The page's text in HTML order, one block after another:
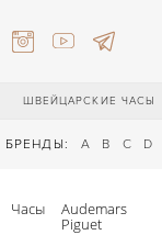
ШВЕЙЦАРСКИЕ ЧАСЫ
БРЕНДЫ: A B C D
Часы Audemars
Piguet